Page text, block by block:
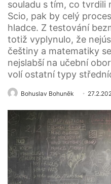
souladu s tím, co tvrdili
Scio, pak by celý
hladce. Z testování
totiž vyplynulo, že
češtiny a matematiky
nejslabší na učební
volí ostatní typy
Bohuslav Bohuněk